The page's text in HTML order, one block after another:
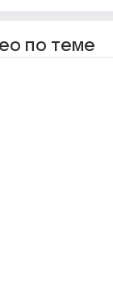
по теме